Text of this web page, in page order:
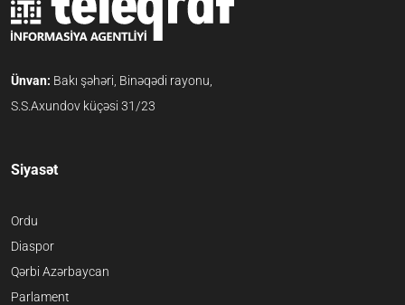
Ünvan: Bakı şəhəri, Binəqədi rayonu,
S.S.Axundov küçəsi 31/23
Siyasət
Ordu
Diaspor
Qərbi Azərbaycan
Parlament